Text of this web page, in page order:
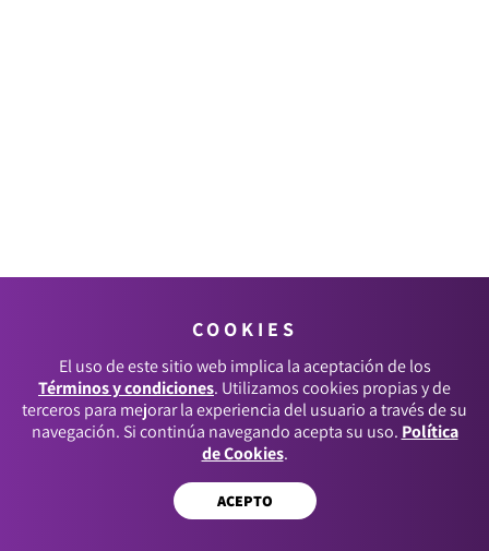
COOKIES
El uso de este sitio web implica la aceptación de los
Términos y condiciones. Utilizamos cookies propias y de
terceros para mejorar la experiencia del usuario a través de su
navegación. Si continúa navegando acepta su uso. Política
de Cookies.
ACEPTO